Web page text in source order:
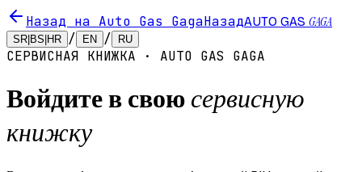
Назад на Auto Gas GagaНазадAUTO GAS GAGA
SR|BS|HR / EN / RU
СЕРВИСНАЯ КНИЖКА · AUTO GAS GAGA
Войдите в свою сервисную
книжку